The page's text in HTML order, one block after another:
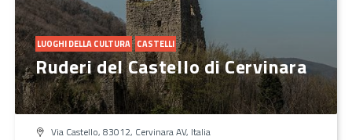
LUOGHI DELLA CULTURA CASTELLI
Ruderi del Castello di Cervinara
Via Castello, 83012, Cervinara AV, Italia